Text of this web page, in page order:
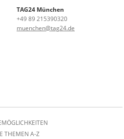
TAG24 München
+49 89 215390320
muenchen@tag24.de
THEMEN A-Z